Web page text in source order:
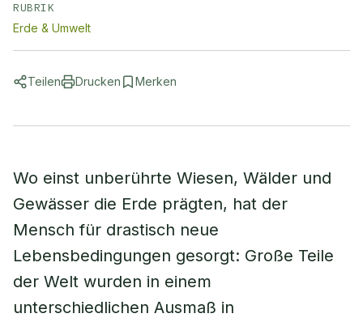
RUBRIK
Erde & Umwelt
Teilen Drucken Merken
Wo einst unberührte Wiesen, Wälder und
Gewässer die Erde prägten, hat der
Mensch für drastisch neue
Lebensbedingungen gesorgt: Große Teile
der Welt wurden in einem
unterschiedlichen Ausmaß in